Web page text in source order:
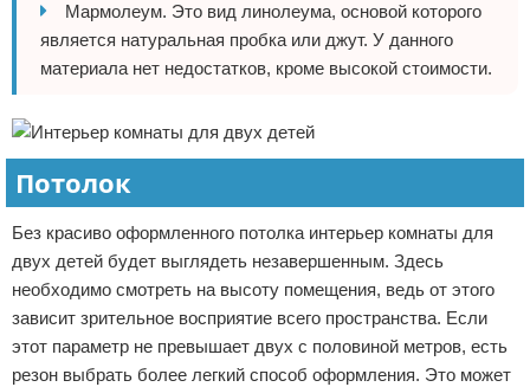
Мармолеум. Это вид линолеума, основой которого
является натуральная пробка или джут. У данного
материала нет недостатков, кроме высокой стоимости.
Потолок
Без красиво оформленного потолка интерьер комнаты для
двух детей будет выглядеть незавершенным. Здесь
необходимо смотреть на высоту помещения, ведь от этого
зависит зрительное восприятие всего пространства. Если
этот параметр не превышает двух с половиной метров, есть
резон выбрать более легкий способ оформления. Это может